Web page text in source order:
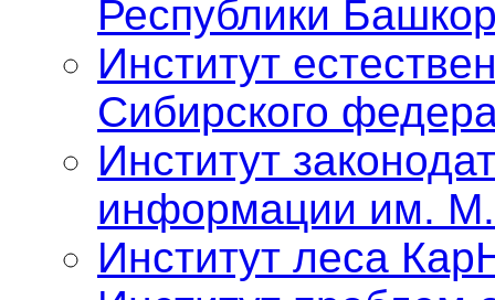
Республики
Институт
Сибирского
Институт
информации им.
Институт леса